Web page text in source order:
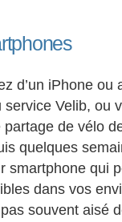
d’un iPhone ou
service Velib, ou
partage de vélo
quelques
smartphone qui
dans vos
souvent aisé